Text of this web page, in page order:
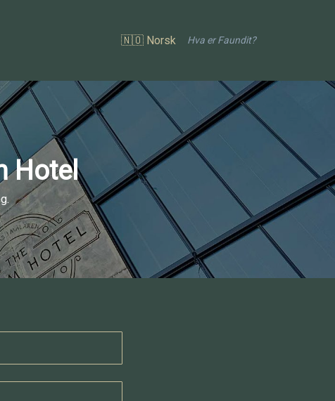
🇳🇴 Norsk Hva er Faundit?
Hotel